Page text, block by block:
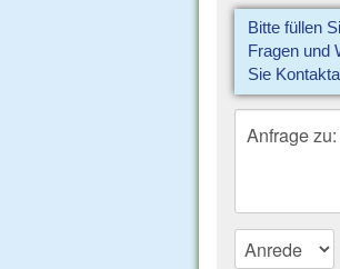
Bitte füllen
Fragen und
Sie